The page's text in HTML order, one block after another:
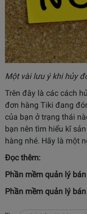
Một vài lưu ý khi hủy
Trên đây là các cách
đơn hàng Tiki đang
của bạn ở trạng thái
bạn nên tìm hiểu kĩ
hàng nhé. Hãy là một
Đọc thêm:
Phần mềm quản lý
Phần mềm quản lý